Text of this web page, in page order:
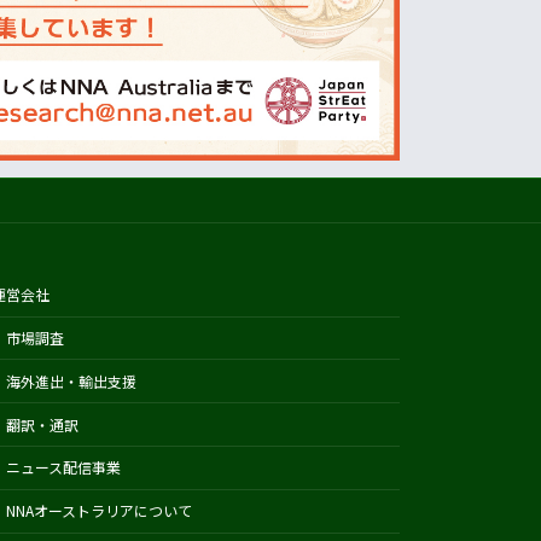
オーストラリアの天気(BOM)
ニュージーランドの天気(MetService)
プライスチェック
ウールワース
コールズ
その他
Austrade
Japan External Trade Organization
(JETRO)
Biosecurity Import Conditions
営会社
市場調査
海外進出・輸出支援
翻訳・通訳
ニュース配信事業
NNAオーストラリアについて